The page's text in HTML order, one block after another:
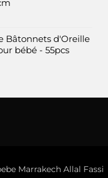
Bâtonnets d'Oreille
bébé - 55pcs
Marrakech Allal Fassi